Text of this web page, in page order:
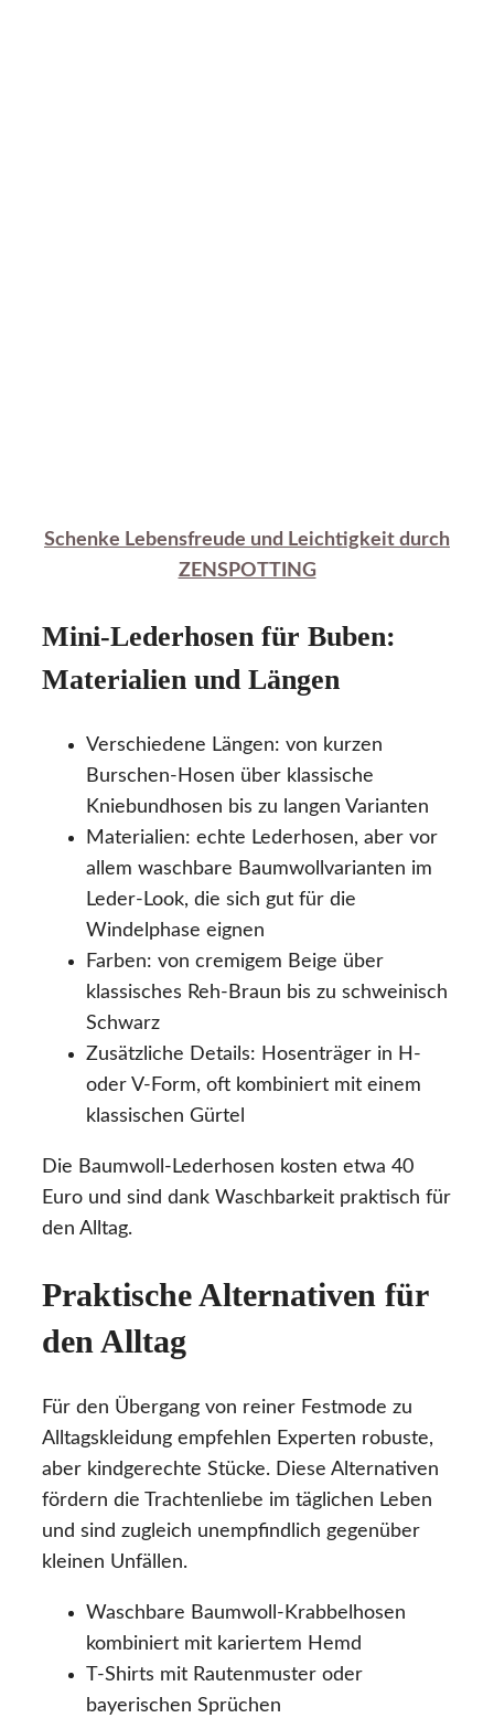
Schenke Lebensfreude und Leichtigkeit durch
ZENSPOTTING
Mini-Lederhosen für Buben:
Materialien und Längen
Verschiedene Längen: von kurzen
Burschen-Hosen über klassische
Kniebundhosen bis zu langen Varianten
Materialien: echte Lederhosen, aber vor
allem waschbare Baumwollvarianten im
Leder-Look, die sich gut für die
Windelphase eignen
Farben: von cremigem Beige über
klassisches Reh-Braun bis zu schweinisch
Schwarz
Zusätzliche Details: Hosenträger in H-
oder V-Form, oft kombiniert mit einem
klassischen Gürtel
Die Baumwoll-Lederhosen kosten etwa 40
Euro und sind dank Waschbarkeit praktisch für
den Alltag.
Praktische Alternativen für
den Alltag
Für den Übergang von reiner Festmode zu
Alltagskleidung empfehlen Experten robuste,
aber kindgerechte Stücke. Diese Alternativen
fördern die Trachtenliebe im täglichen Leben
und sind zugleich unempfindlich gegenüber
kleinen Unfällen.
Waschbare Baumwoll-Krabbelhosen
kombiniert mit kariertem Hemd
T-Shirts mit Rautenmuster oder
bayerischen Sprüchen